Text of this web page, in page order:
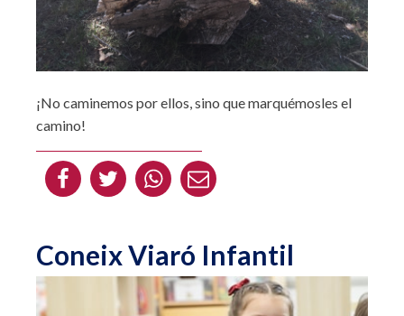
¡No caminemos por ellos, sino que marquémosles el
camino!
Coneix Viaró Infantil